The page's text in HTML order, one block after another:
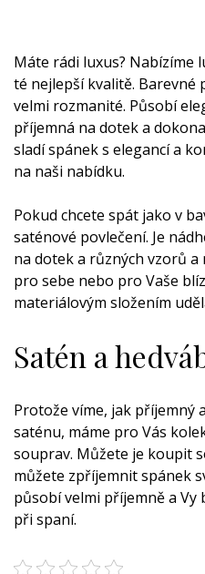
Máte rádi luxus? Nabízíme
té nejlepší kvalitě. Barevné
velmi rozmanité. Působí
příjemná na dotek a
sladí spánek s elegancí a
na naši nabídku.
Pokud chcete spát jako v
saténové povlečení. Je
na dotek a různých vzorů
pro sebe nebo pro Vaše
materiálovým složením
Satén a
Protože víme, jak příjemný
saténu, máme pro Vás
souprav. Můžete je koupit
můžete zpříjemnit spánek
působí velmi příjemně a
při spaní.